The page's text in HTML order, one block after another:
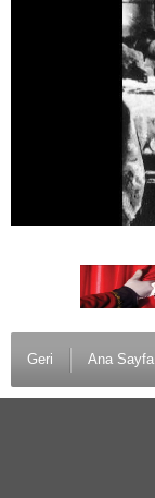
Geri Ana Sayfa